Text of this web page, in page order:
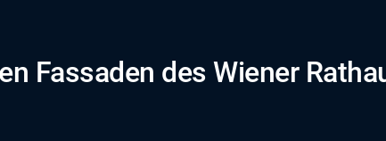
Fassaden des Wiener